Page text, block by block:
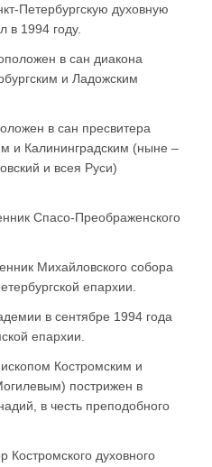
Петербургскую духовную
в 1994 году.
в сан диакона
и Ладожским
в сан пресвитера
и Калининградским (ныне –
и всея Руси)
Спасо-Преображенского
Михайловского собора
епархии.
в сентябре 1994 года
епархии.
Костромским и
пострижен в
в честь преподобного
Костромского духовного